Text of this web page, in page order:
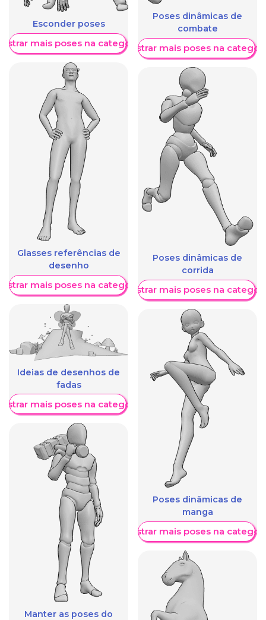
Esconder poses
mais poses na categoria
Glasses referências de
desenho
mais poses na categoria
Ideias de desenhos de
fadas
mais poses na categoria
Manter as poses do
Poses dinâmicas de
combate
Mostrar mais poses na
Poses dinâmicas de
corrida
Mostrar mais poses na
Poses dinâmicas de
manga
Mostrar mais poses na